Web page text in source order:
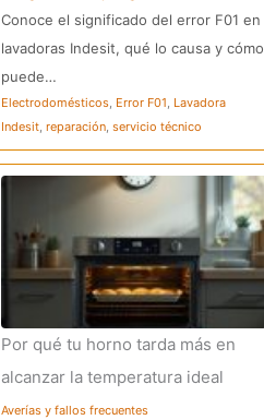
Conoce el significado del error F01 en
lavadoras Indesit, qué lo causa y cómo
puede…
Electrodomésticos, Error F01, Lavadora
Indesit, reparación, servicio técnico
Por qué tu horno tarda más en
alcanzar la temperatura ideal
Averías y fallos frecuentes